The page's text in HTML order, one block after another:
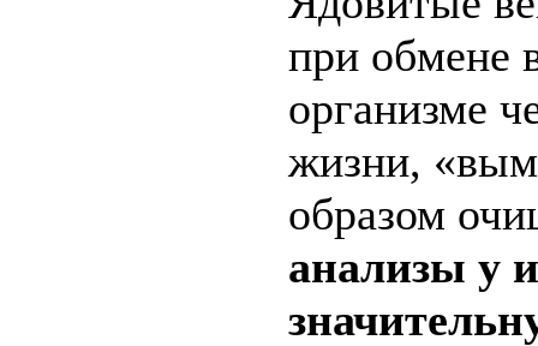
при обмене
организме
жизни,
образом
анализы у